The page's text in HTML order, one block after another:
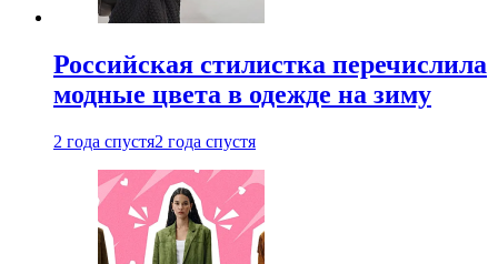
Российская стилистка перечислила
модные цвета в одежде на зиму
2 года спустя2 года спустя